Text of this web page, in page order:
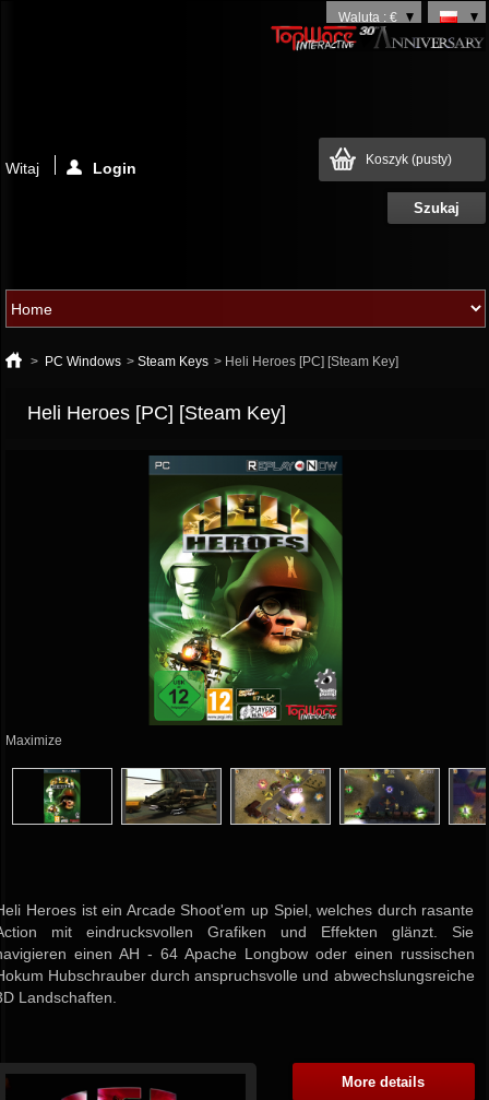
Waluta : €
Koszyk (pusty)
Witaj Login
> PC Windows > Steam Keys > Heli Heroes [PC] [Steam Key]
Heli Heroes [PC] [Steam Key]
Maximize
Heroes ist ein Arcade Shoot'em up Spiel, welches durch rasante
mit eindrucksvollen Grafiken und Effekten glänzt. Sie
einen AH - 64 Apache Longbow oder einen russischen
Hubschrauber durch anspruchsvolle und abwechslungsreiche
Landschaften.
More details